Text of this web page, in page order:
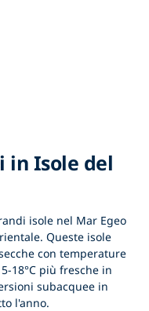
in Isole del
isole nel Mar Egeo
Queste isole
con temperature
18°C più fresche in
subacquee in
l'anno.